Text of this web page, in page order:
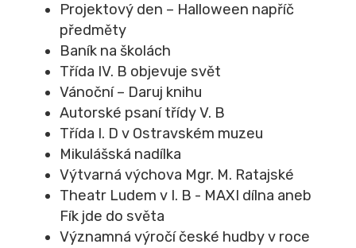
Projektový den – Halloween napříč
předměty
Baník na školách
Třída IV. B objevuje svět
Vánoční – Daruj knihu
Autorské psaní třídy V. B
Třída I. D v Ostravském muzeu
Mikulášská nadílka
Výtvarná výchova Mgr. M. Ratajské
Theatr Ludem v I. B - MAXI dílna aneb
Fík jde do světa
Významná výročí české hudby v roce